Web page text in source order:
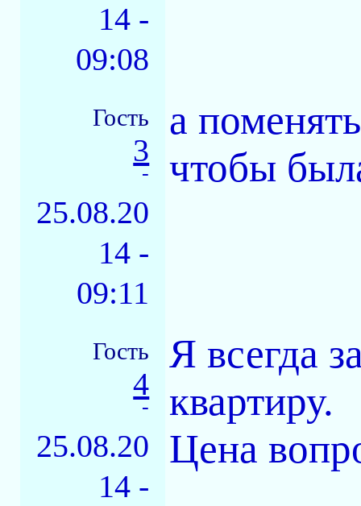
14 -
09:08
Гость
3
-
25.08.20
14 -
09:11
а
чтобы
Гость
4
-
25.08.20
14 -
Я всегда
квартиру.
Цена